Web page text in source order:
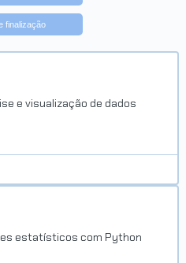
finalização
e visualização de dados
estatísticos com Python